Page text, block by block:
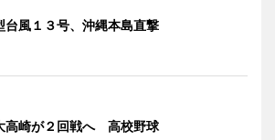
台風１３号、沖縄本島直撃
高崎が２回戦へ 高校野球